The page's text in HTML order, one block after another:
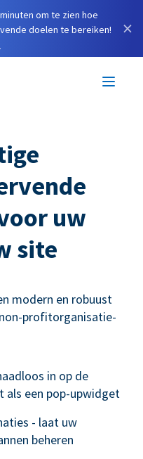
om te zien hoe
doelen te bereiken!
×
uw
site
modern en robuust
profitorganisatie-
in op de
een pop-upwidget
- laat uw
beheren